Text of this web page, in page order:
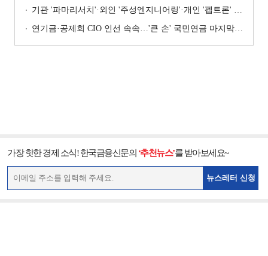
기관 '파마리서치'·외인 '주성엔지니어링'·개인 '펩트론' 1위 [주간 코스닥 순매수- 2026년 7월27일~7월31일]
연기금·공제회 CIO 인선 속속…'큰 손' 국민연금 마지막 타자
가장 핫한 경제 소식! 한국금융신문의 ‘추천뉴스’를 받아보세요~
뉴스레터 신청